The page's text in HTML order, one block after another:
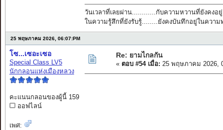
วันเวลาที่เลยผ่าน............กับความหวานที่ยังคงอยู่
ในความรู้สึกที่ยังรับรู้........ยังคงบันทึกอยู่ในความ
25 พฤษภาคม 2026, 06:07:PM
โซ...เซอะเซอ
Special Class LV5
นักกลอนแห่งเมืองหลวง
คะแนนกลอนของผู้นี้ 159
ออฟไลน์
เพศ:
Re: ยามไกลกัน
« ตอบ #54 เมื่อ: 25 พฤษภาคม 2026,